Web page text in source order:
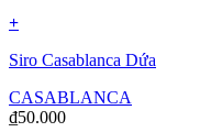
+
Siro Casablanca Dứa
CASABLANCA
₫50.000